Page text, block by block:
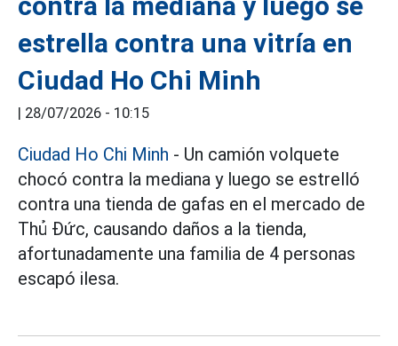
estrella contra una vitría en
Ciudad Ho Chi Minh
| 28/07/2026 - 10:15
Ciudad Ho Chi Minh - Un camión volquete
chocó contra la mediana y luego se estrelló
contra una tienda de gafas en el mercado de
Thủ Đức, causando daños a la tienda,
afortunadamente una familia de 4 personas
escapó ilesa.